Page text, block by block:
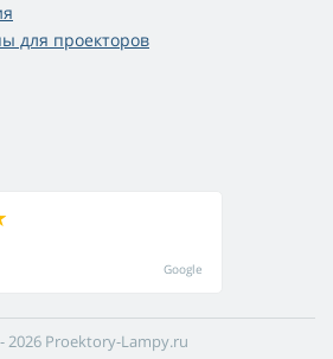
для проекторов
Google
2026 Proektory-Lampy.ru